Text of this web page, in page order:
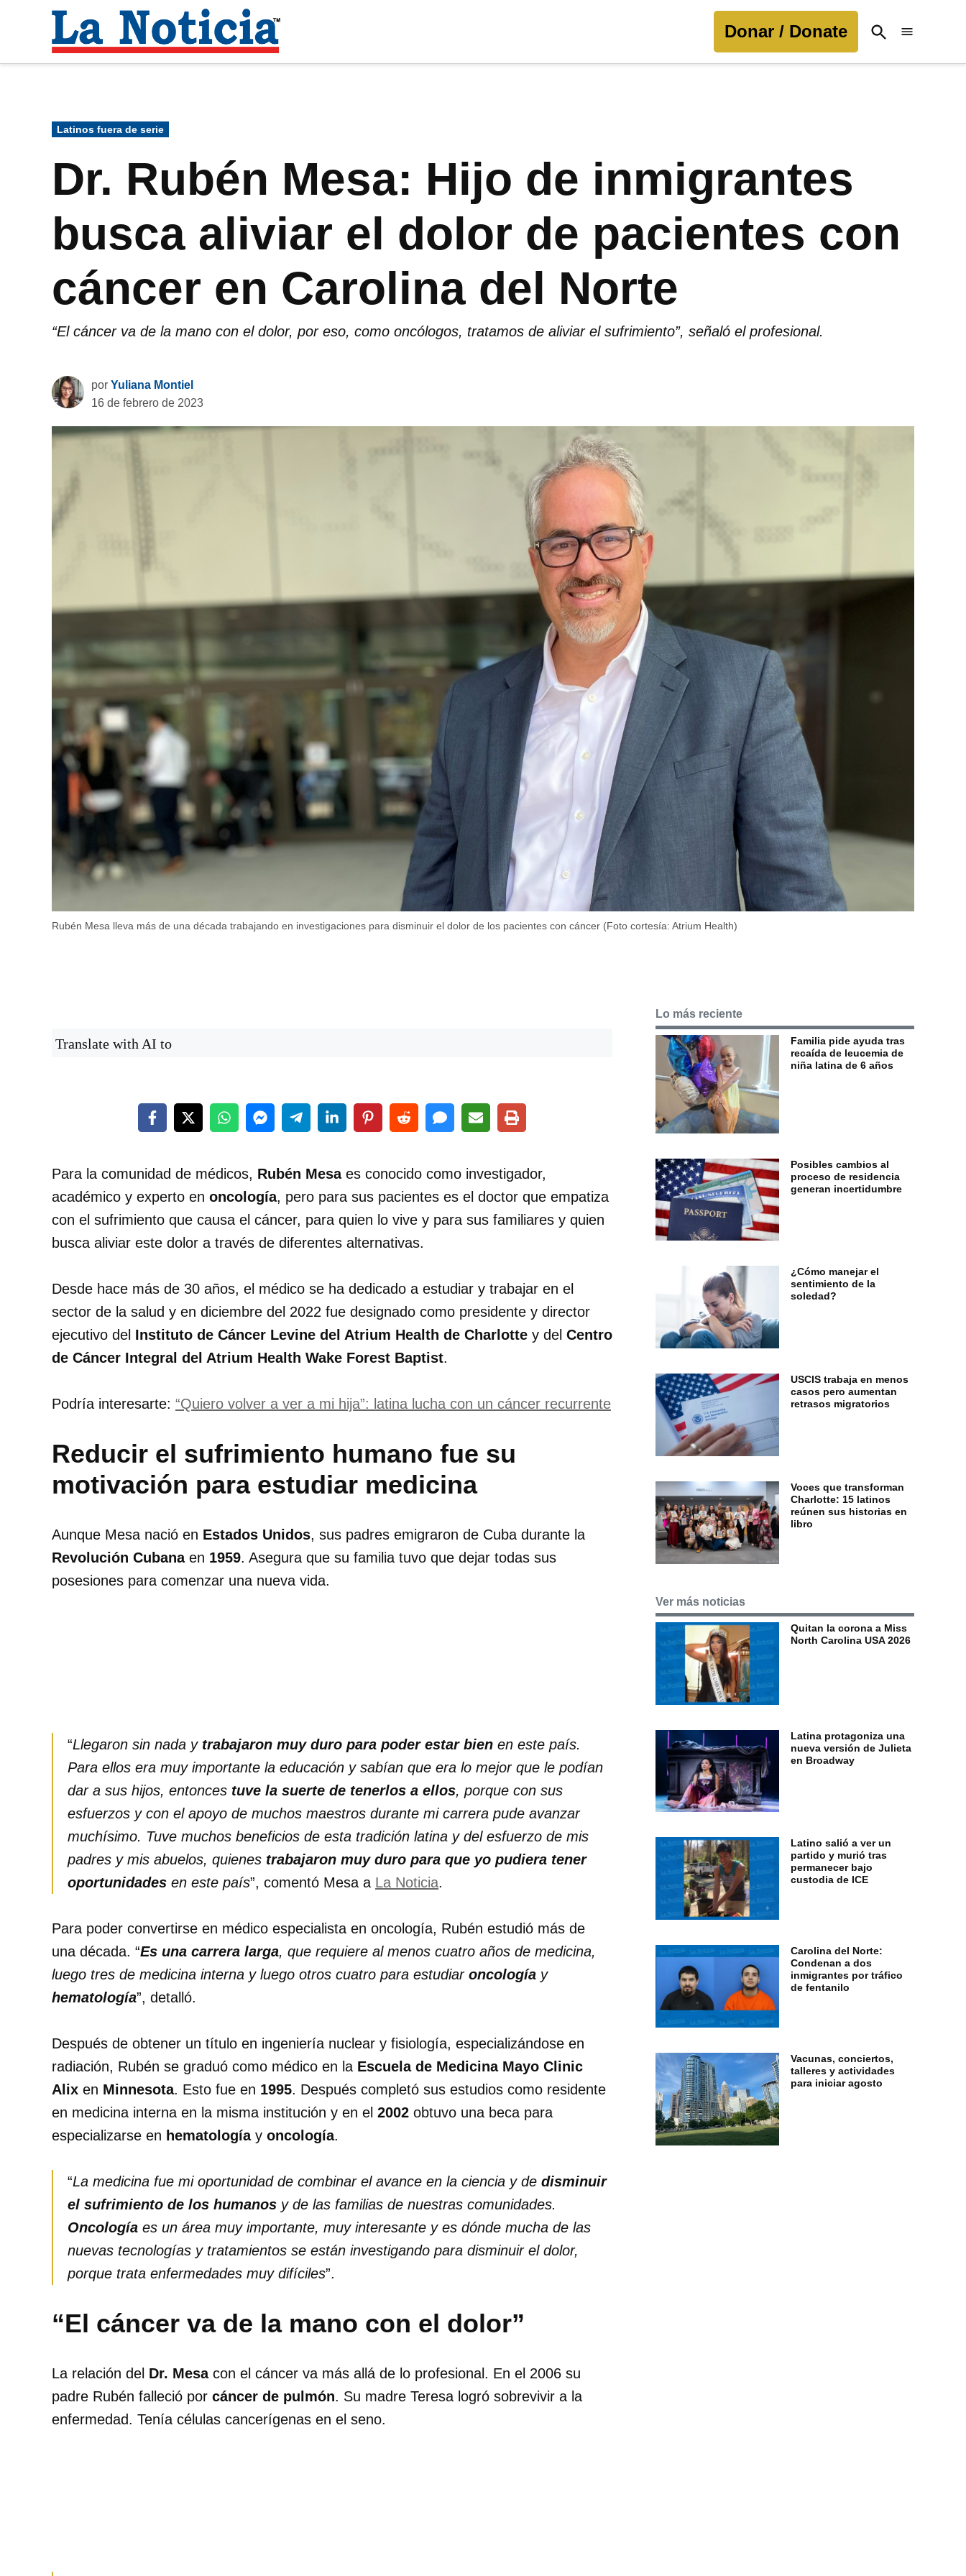
contenido
Noticia
Donar / Donate
Open
Search
Publicado
en
Latinos fuera de serie
Dr. Rubén Mesa: Hijo de inmigrantes
busca aliviar el dolor de pacientes con
cáncer en Carolina del Norte
“El cáncer va de la mano con el dolor, por eso, como oncólogos, tratamos de aliviar el sufrimiento”, señaló el profesional.
por Yuliana Montiel
16 de febrero de 2023
Rubén Mesa lleva más de una década trabajando en investigaciones para disminuir el dolor de los pacientes con cáncer (Foto cortesía: Atrium Health)
Translate with AI to
Para la comunidad de médicos, Rubén Mesaes conocido como investigador,
académico y experto en oncología, pero para sus pacientes es el doctor que empatiza
con el sufrimiento que causa el cáncer, para quien lo vive y para sus familiares y quien
busca aliviar este dolor a través de diferentes alternativas.
Desde hace más de 30 años, el médico se ha dedicado a estudiar y trabajar en el
sector de la salud y en diciembre del 2022 fue designado como presidente y director
ejecutivo del Instituto de Cáncer Levine del Atrium Health de Charlotte y del Centro
de Cáncer Integral del Atrium Health Wake Forest Baptist.
Podría interesarte: “Quiero volver a ver a mi hija”: latina lucha con un cáncer recurrente
Reducir el sufrimiento humano fue su
motivación para estudiar medicina
Aunque Mesa nació en Estados Unidos, sus padres emigraron de Cuba durante la
Revolución Cubanaen 1959. Asegura que su familia tuvo que dejar todas sus
posesiones para comenzar una nueva vida.
“Llegaron sin nada y trabajaron muy duro para poder estar bien en este país.
Para ellos era muy importante la educación y sabían que era lo mejor que le podían
dar a sus hijos, entonces tuve la suerte de tenerlos a ellos, porque con sus
esfuerzos y con el apoyo de muchos maestros durante mi carrera pude avanzar
muchísimo. Tuve muchos beneficios de esta tradición latina y del esfuerzo de mis
padres y mis abuelos, quienes trabajaron muy duro para que yo pudiera tener
oportunidades en este país”, comentó Mesa a La Noticia.
Para poder convertirse en médico especialista en oncología, Rubén estudió más de
una década. “Es una carrera larga, que requiere al menos cuatro años de medicina,
luego tres de medicina interna y luego otros cuatro para estudiar oncología y
hematología”, detalló.
Después de obtener un título en ingeniería nuclear y fisiología, especializándose en
radiación, Rubén se graduó como médico en la Escuela de Medicina Mayo Clinic
Alix en Minnesota. Esto fue en 1995. Después completó sus estudios como residente
en medicina interna en la misma institución y en el 2002 obtuvo una beca para
especializarse en hematologíay oncología.
“La medicina fue mi oportunidad de combinar el avance en la ciencia y de disminuir
el sufrimiento de los humanos y de las familias de nuestras comunidades.
Oncología es un área muy importante, muy interesante y es dónde mucha de las
nuevas tecnologías y tratamientos se están investigando para disminuir el dolor,
porque trata enfermedades muy difíciles”.
“El cáncer va de la mano con el dolor”
La relación del Dr. Mesacon el cáncer va más allá de lo profesional. En el 2006 su
padre Rubén falleció por cáncer de pulmón. Su madre Teresa logró sobrevivir a la
enfermedad. Tenía células cancerígenas en el seno.
Lo más reciente
Familia pide ayuda tras
recaída de leucemia de
niña latina de 6 años
Posibles cambios al
proceso de residencia
generan incertidumbre
¿Cómo manejar el
sentimiento de la
soledad?
USCIS trabaja en menos
casos pero aumentan
retrasos migratorios
Voces que transforman
Charlotte: 15 latinos
reúnen sus historias en
libro
Ver más noticias
Quitan la corona a Miss
North Carolina USA 2026
Latina protagoniza una
nueva versión de Julieta
en Broadway
Latino salió a ver un
partido y murió tras
permanecer bajo
custodia de ICE
Carolina del Norte:
Condenan a dos
inmigrantes por tráfico
de fentanilo
Vacunas, conciertos,
talleres y actividades
para iniciar agosto